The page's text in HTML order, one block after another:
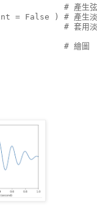
# 產生弦
= False ) # 產生淡
# 套用淡
# 繪圖